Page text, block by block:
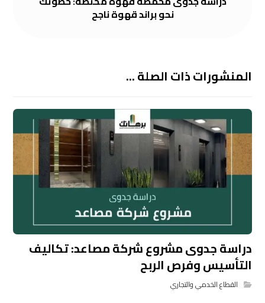
نحو براند قهوة ناجح
المنشورات ذات الصلة ...
دراسة جدوى مشروع شركة مصاعد: تكاليف
التأسيس وفرص الربح
القطاع الخدمي والتجاري